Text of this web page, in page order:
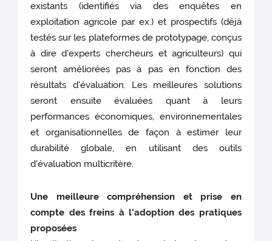
existants (identifiés via des enquêtes en
exploitation agricole par ex.) et prospectifs (déjà
testés sur les plateformes de prototypage, conçus
à dire d'experts chercheurs et agriculteurs) qui
seront améliorées pas à pas en fonction des
résultats d'évaluation. Les meilleures solutions
seront ensuite évaluées quant à leurs
performances économiques, environnementales
et organisationnelles de façon à estimer leur
durabilité globale, en utilisant des outils
d'évaluation multicritère.
Une meilleure compréhension et prise en
compte des freins à l’adoption des pratiques
proposées